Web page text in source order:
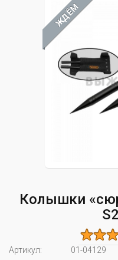
ЖДЁМ
Колышки
Артикул:
01-04129